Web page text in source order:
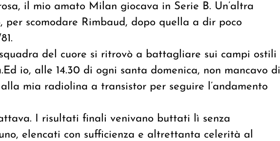
il mio amato Milan giocava in Serie B. Un’altra
per scomodare Rimbaud, dopo quella a dir poco
del cuore si ritrovò a battagliare sui campi ostili
io, alle 14.30 di ogni santa domenica, non mancavo di
alla mia radiolina a transistor per seguire l’andamento
I risultati finali venivano buttati lì senza
elencati con sufficienza e altrettanta celerità al